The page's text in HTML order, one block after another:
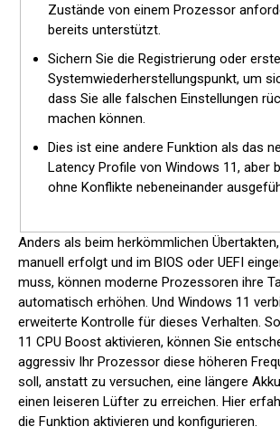
Zustände von einem Prozessor
bereits unterstützt.
Sichern Sie die Registrierung oder
Systemwiederherstellungspunkt, um
dass Sie alle falschen Einstellungen
machen können.
Dies ist eine andere Funktion als das
Latency Profile von Windows 11, aber
ohne Konflikte nebeneinander
Anders als beim herkömmlichen
manuell erfolgt und im BIOS oder UEFI
muss, können moderne Prozessoren ihre
automatisch erhöhen. Und Windows 11
erweiterte Kontrolle für dieses Verhalten.
11 CPU Boost aktivieren, können Sie
aggressiv Ihr Prozessor diese höheren
soll, anstatt zu versuchen, eine längere
einen leiseren Lüfter zu erreichen. Hier
die Funktion aktivieren und konfigurieren.